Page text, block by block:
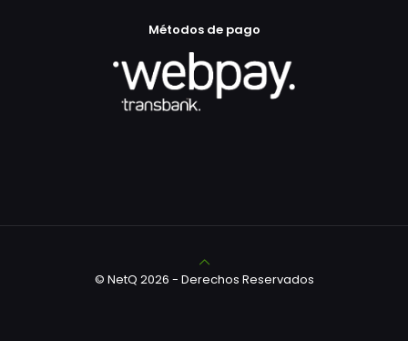
Métodos de pago
© NetQ 2026 - Derechos Reservados